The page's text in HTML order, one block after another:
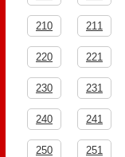
210 211
220 221
230 231
240 241
250 251